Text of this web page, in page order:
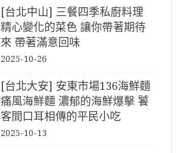
[台北中山] 三餐四季私廚料理
精心變化的菜色 讓你帶著期待
來 帶著滿意回味
2025-10-26
[台北大安] 安東市場136海鮮麵
痛風海鮮麵 濃郁的海鮮爆擊 饕
客間口耳相傳的平民小吃
2025-10-13